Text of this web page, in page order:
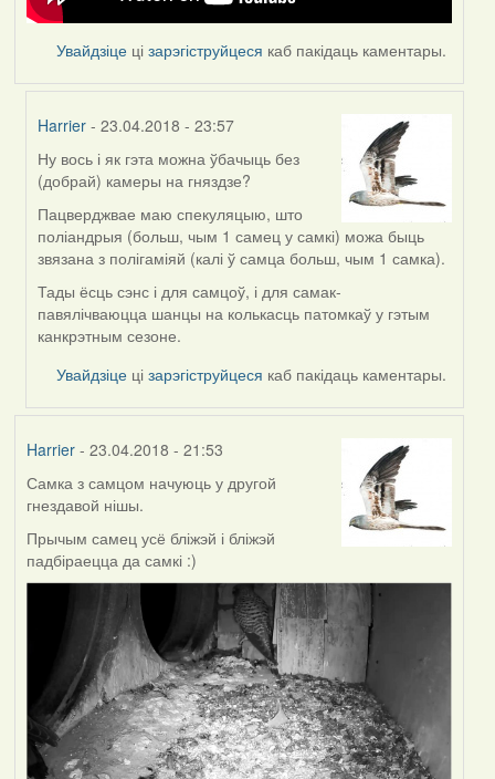
Увайдзіце цізарэгіструйцеся каб пакідаць каментары.
Harrier - 23.04.2018 - 23:57
In
reply
to
by
Feather
Ну вось і як гэта можна ўбачыць без
(добрай) камеры на гняздзе?
Пацверджвае маю спекуляцыю, што
поліандрыя (больш, чым 1 самец у самкі) можа быць
звязана з полігаміяй (калі ў самца больш, чым 1 самка).
Тады ёсць сэнс і для самцоў, і для самак-
павялічваюцца шанцы на колькасць патомкаў у гэтым
канкрэтным сезоне.
Увайдзіце цізарэгіструйцеся каб пакідаць каментары.
Harrier- 23.04.2018 - 21:53
Самка з самцом начуюць у другой
гнездавой нішы.
Прычым самец усё бліжэй і бліжэй
падбіраецца да самкі :)